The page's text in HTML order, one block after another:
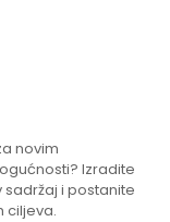
novim
Izradite
i postanite
ciljeva.